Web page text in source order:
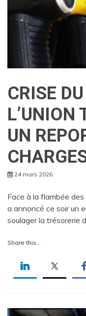
CRISE
L’UNION
UN
24 mars 2026
Face à la flambée
a annoncé ce soir un
soulager la trésorerie
Share this...